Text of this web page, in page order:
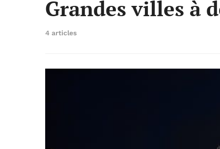
Grandes villes à
4 articles